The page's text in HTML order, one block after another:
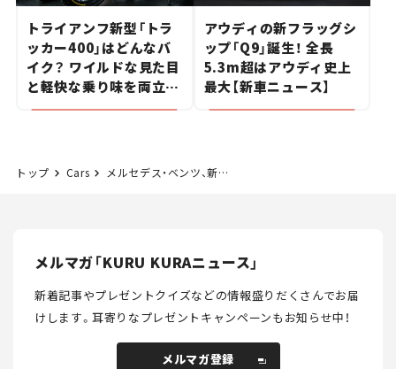
トライアンフ新型「トラ
ッカー400」はどんなバ
イク？ ワイルドな見た目
と軽快な乗り味を両立し
た400ccフラットトラッ
アウディの新フラッグシ
ップ「Q9」誕生！ 全長
5.3m超はアウディ史上
最大【新車ニュース】
トップ Cars メルセデス・ベンツ、新型ミニバン「Vクラス」を発売！ ビッグマイナーチェンジで内装の豪華さはSクラスを越えた!?【新車ニュース】
メルマガ「KURU KURAニュース」
新着記事やプレゼントクイズなどの情報盛りだくさんでお届
けします。耳寄りなプレゼントキャンペーンもお知らせ中！
メルマガ登録